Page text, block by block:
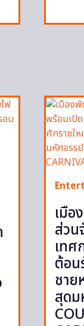
เมือ
ส่วน
เทศ
ต้อน
ชาย
สุดม